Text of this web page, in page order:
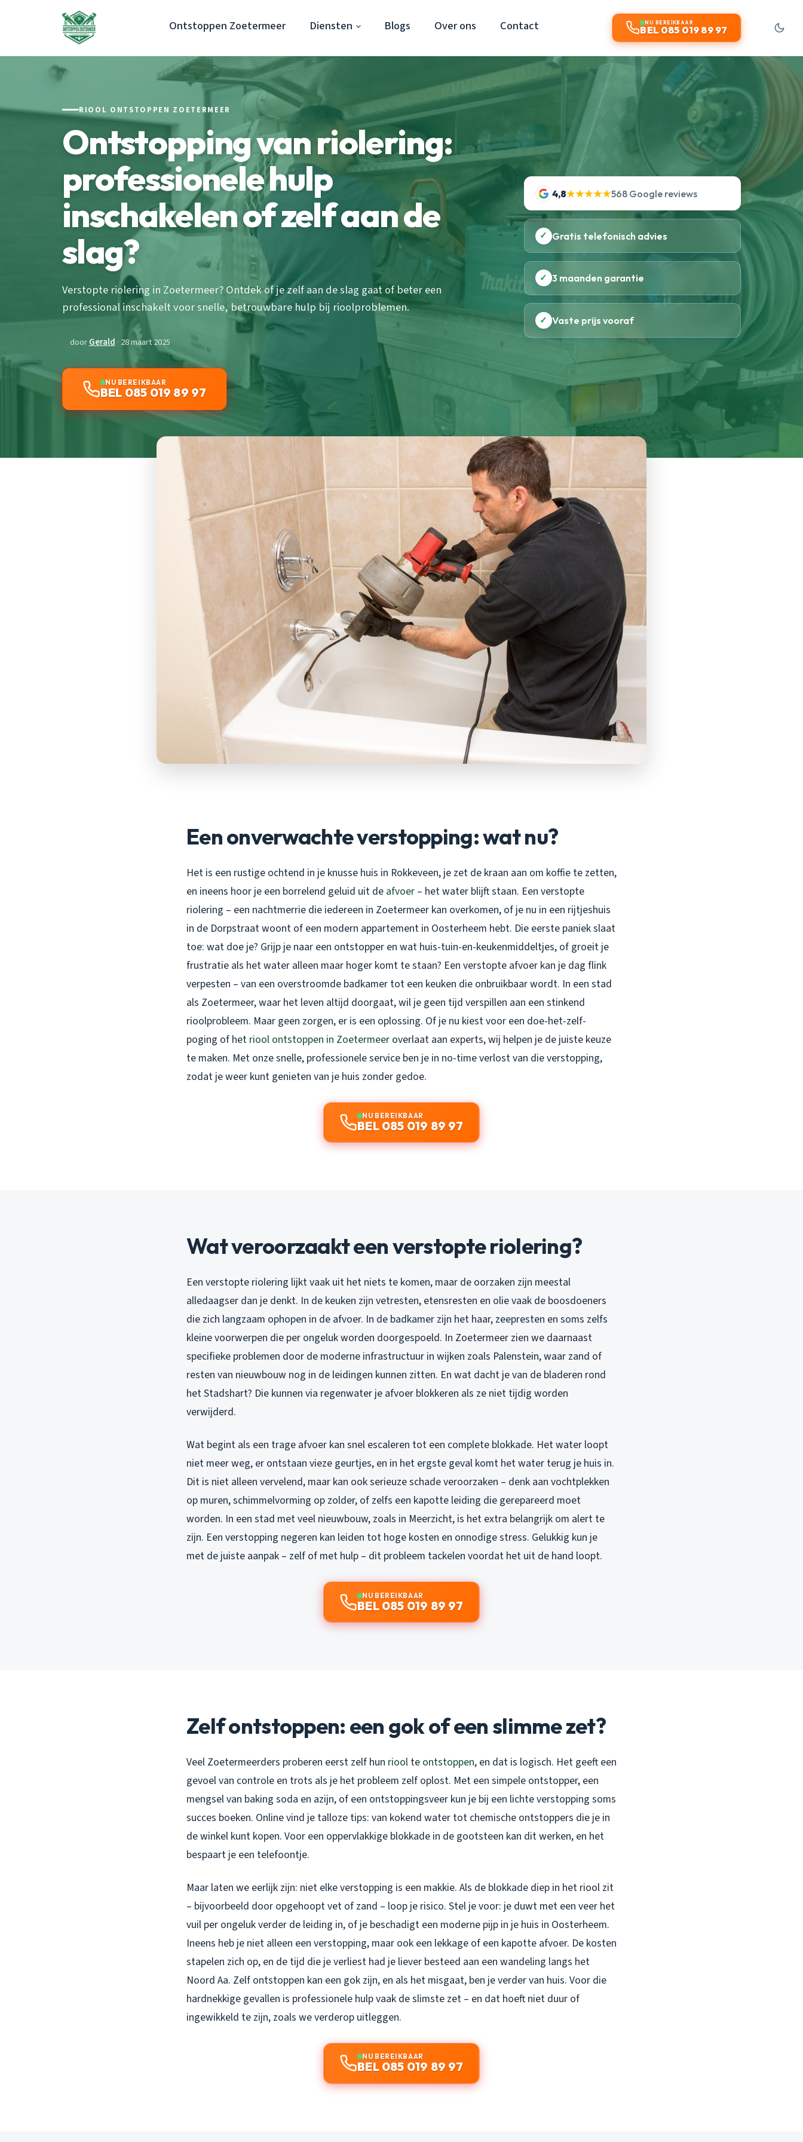
Ontstoppen Zoetermeer Diensten Blogs Over ons Contact NU BEREIKBAAR
BEL 085 019 89 97
RIOOL ONTSTOPPEN ZOETERMEER
Ontstopping van riolering:
professionele hulp
inschakelen of zelf aan de
slag?
Verstopte riolering in Zoetermeer? Ontdek of je zelf aan de slag gaat of beter een
professional inschakelt voor snelle, betrouwbare hulp bij rioolproblemen.
doorGerald · 28 maart 2025
NU BEREIKBAAR
BEL 085 019 89 97
4,8★★★★★568 Google reviews
✓ Gratis telefonisch advies
✓ 3 maanden garantie
✓ Vaste prijs vooraf
Een onverwachte verstopping: wat nu?
Het is een rustige ochtend in je knusse huis in Rokkeveen, je zet de kraan aan om koffie te zetten,
en ineens hoor je een borrelend geluid uit de afvoer – het water blijft staan. Een verstopte
riolering – een nachtmerrie die iedereen in Zoetermeer kan overkomen, of je nu in een rijtjeshuis
in de Dorpstraat woont of een modern appartement in Oosterheem hebt. Die eerste paniek slaat
toe: wat doe je? Grijp je naar een ontstopper en wat huis-tuin-en-keukenmiddeltjes, of groeit je
frustratie als het water alleen maar hoger komt te staan? Een verstopte afvoer kan je dag flink
verpesten – van een overstroomde badkamer tot een keuken die onbruikbaar wordt. In een stad
als Zoetermeer, waar het leven altijd doorgaat, wil je geen tijd verspillen aan een stinkend
rioolprobleem. Maar geen zorgen, er is een oplossing. Of je nu kiest voor een doe-het-zelf-
poging of het riool ontstoppen in Zoetermeer overlaat aan experts, wij helpen je de juiste keuze
te maken. Met onze snelle, professionele service ben je in no-time verlost van die verstopping,
zodat je weer kunt genieten van je huis zonder gedoe.
NU BEREIKBAAR
BEL 085 019 89 97
Wat veroorzaakt een verstopte riolering?
Een verstopte riolering lijkt vaak uit het niets te komen, maar de oorzaken zijn meestal
alledaagser dan je denkt. In de keuken zijn vetresten, etensresten en olie vaak de boosdoeners
die zich langzaam ophopen in de afvoer. In de badkamer zijn het haar, zeepresten en soms zelfs
kleine voorwerpen die per ongeluk worden doorgespoeld. In Zoetermeer zien we daarnaast
specifieke problemen door de moderne infrastructuur in wijken zoals Palenstein, waar zand of
resten van nieuwbouw nog in de leidingen kunnen zitten. En wat dacht je van de bladeren rond
het Stadshart? Die kunnen via regenwater je afvoer blokkeren als ze niet tijdig worden
verwijderd.
Wat begint als een trage afvoer kan snel escaleren tot een complete blokkade. Het water loopt
niet meer weg, er ontstaan vieze geurtjes, en in het ergste geval komt het water terug je huis in.
Dit is niet alleen vervelend, maar kan ook serieuze schade veroorzaken – denk aan vochtplekken
op muren, schimmelvorming op zolder, of zelfs een kapotte leiding die gerepareerd moet
worden. In een stad met veel nieuwbouw, zoals in Meerzicht, is het extra belangrijk om alert te
zijn. Een verstopping negeren kan leiden tot hoge kosten en onnodige stress. Gelukkig kun je
met de juiste aanpak – zelf of met hulp – dit probleem tackelen voordat het uit de hand loopt.
NU BEREIKBAAR
BEL 085 019 89 97
Zelf ontstoppen: een gok of een slimme zet?
Veel Zoetermeerders proberen eerst zelf hun riool te ontstoppen, en dat is logisch. Het geeft een
gevoel van controle en trots als je het probleem zelf oplost. Met een simpele ontstopper, een
mengsel van baking soda en azijn, of een ontstoppingsveer kun je bij een lichte verstopping soms
succes boeken. Online vind je talloze tips: van kokend water tot chemische ontstoppers die je in
de winkel kunt kopen. Voor een oppervlakkige blokkade in de gootsteen kan dit werken, en het
bespaart je een telefoontje.
Maar laten we eerlijk zijn: niet elke verstopping is een makkie. Als de blokkade diep in het riool zit
– bijvoorbeeld door opgehoopt vet of zand – loop je risico. Stel je voor: je duwt met een veer het
vuil per ongeluk verder de leiding in, of je beschadigt een moderne pijp in je huis in Oosterheem.
Ineens heb je niet alleen een verstopping, maar ook een lekkage of een kapotte afvoer. De kosten
stapelen zich op, en de tijd die je verliest had je liever besteed aan een wandeling langs het
Noord Aa. Zelf ontstoppen kan een gok zijn, en als het misgaat, ben je verder van huis. Voor die
hardnekkige gevallen is professionele hulp vaak de slimste zet – en dat hoeft niet duur of
ingewikkeld te zijn, zoals we verderop uitleggen.
NU BEREIKBAAR
BEL 085 019 89 97